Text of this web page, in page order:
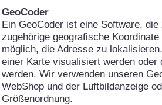
GeoCoder
Ein GeoCoder ist eine Software,
zugehörige geografische
möglich, die Adresse zu
einer Karte visualisiert werden
werden. Wir verwenden unseren
WebShop und der Luftbildanzeige
Größenordnung.